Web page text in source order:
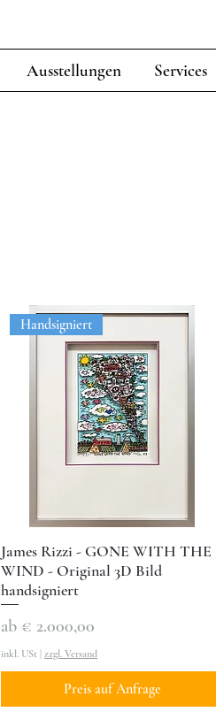
Ausstellungen Services
Handsigniert
James Rizzi - GONE WITH THE
WIND - Original 3D Bild
handsigniert
ab € 2.000,00
Sale-Preis
inkl. USt zzgl. Versand
Preis auf Anfrage